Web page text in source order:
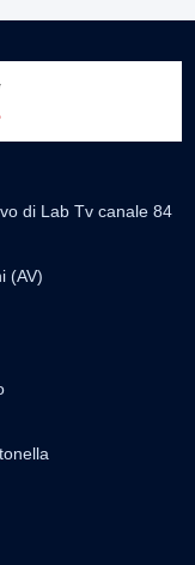
di Lab Tv canale 84
(AV)